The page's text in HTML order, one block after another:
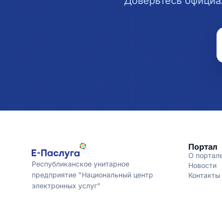
Республиканское унитарное
предприятие "Национальный центр
электронных услуг"
Портал
О
Новости
Контакты